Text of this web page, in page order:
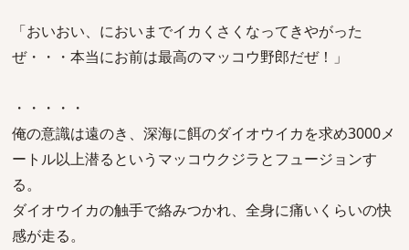
「おいおい、においまでイカくさくなってきやがった
ぜ・・・本当にお前は最高のマッコウ野郎だぜ！」
・・・・・
俺の意識は遠のき、深海に餌のダイオウイカを求め3000メ
ートル以上潜るというマッコウクジラとフュージョンす
る。
ダイオウイカの触手で絡みつかれ、全身に痛いくらいの快
感が走る。